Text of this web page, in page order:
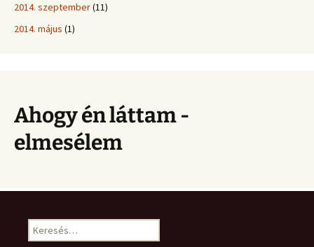
2014. szeptember(11)
2014. május (1)
Ahogy én láttam -
elmesélem
Keresés: